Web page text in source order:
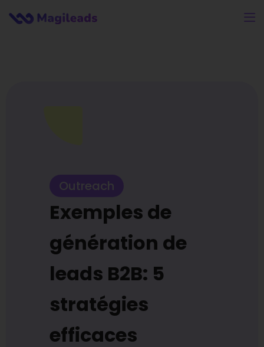
Outreach
Exemples de
génération de
leads B2B: 5
stratégies
efficaces